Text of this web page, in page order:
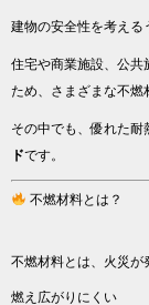
建物の安全性を考える
住宅や商業施設、公共
ため、さまざまな不燃
その中でも、優れた
ドです。
不燃材料とは？
不燃材料とは、火災が
燃え広がりにくい